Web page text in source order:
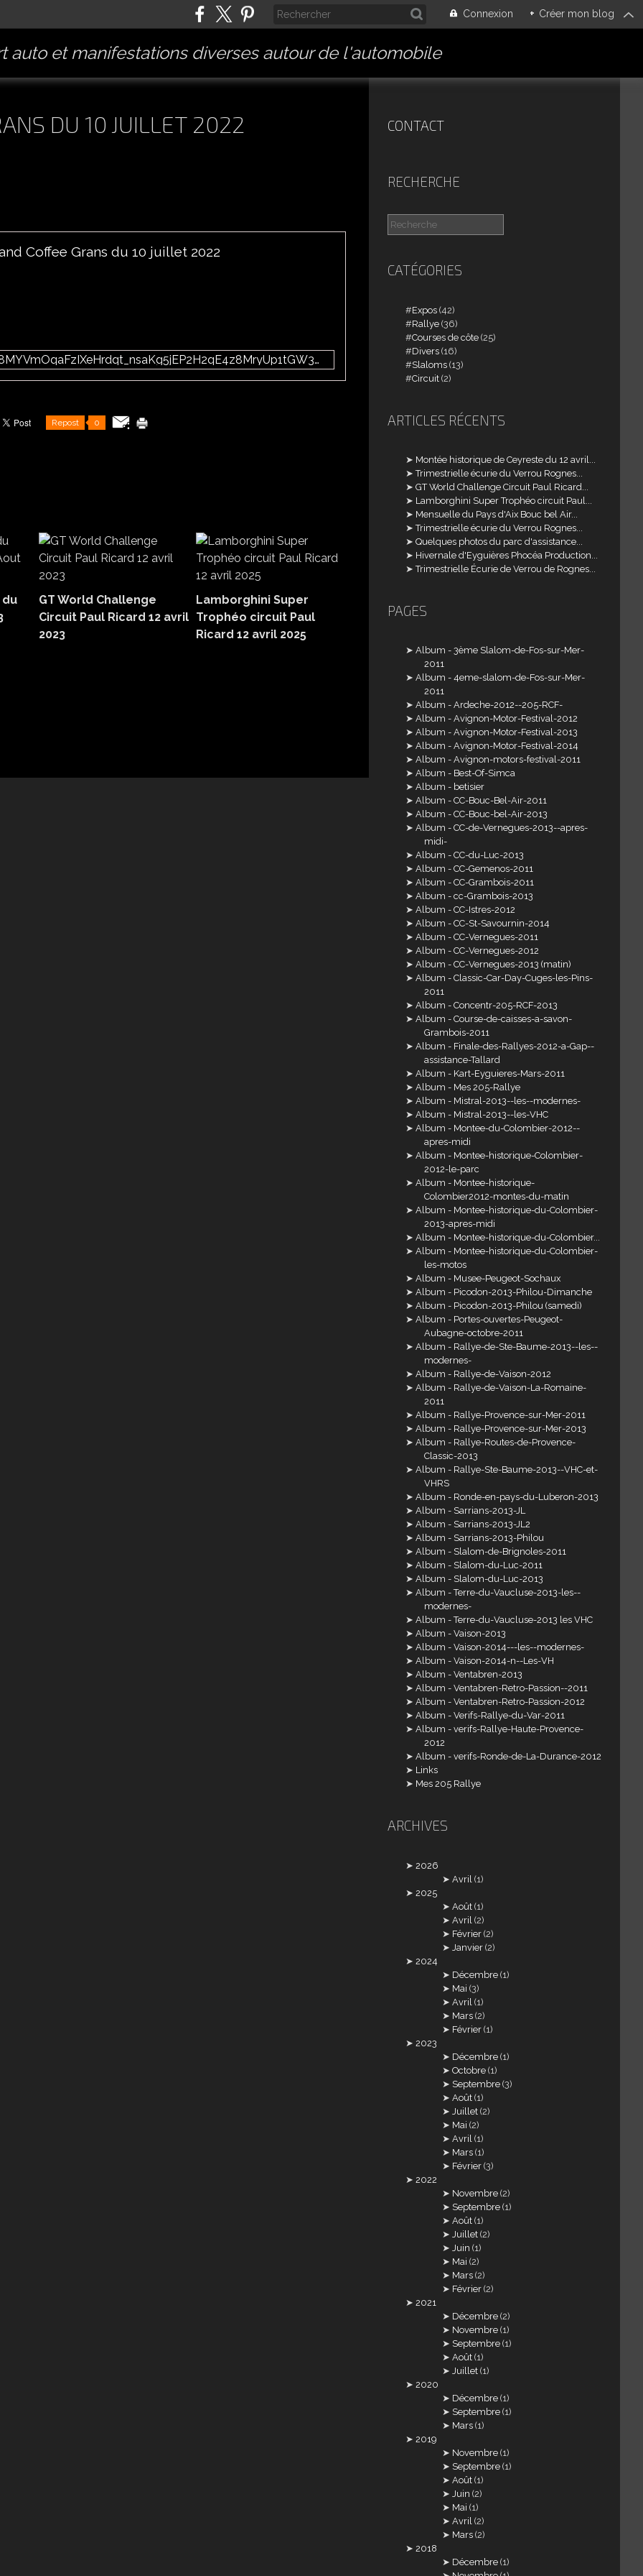
Connexion + Créer mon blog
auto et manifestations diverses autour de l'automobile
DU 10 JUILLET 2022
Coffee Grans du 10 juillet 2022
https://photos.google.com/share/AF1QipNfFS8MYVmOqaFzIXeHrdqt_nsaKg5jEP2H2qE4z8MryUp1tGW3HQsJ1Ocn0_Z2ug?key=My1SZE9ReVd2dU9fa3RFUHlnTmJyS0JRc0RmUnRB
Repost 0
GT World Challenge
Circuit Paul Ricard 12 avril
2023
Lamborghini Super
Trophéo circuit Paul
Ricard 12 avril 2025
CONTACT
RECHERCHE
CATÉGORIES
Expos (42)
Rallye (36)
Courses de côte (25)
Divers (16)
Slaloms (13)
Circuit (2)
ARTICLES RÉCENTS
Montée historique de Ceyreste du 12 avril...
Trimestrielle écurie du Verrou Rognes...
GT World Challenge Circuit Paul Ricard...
Lamborghini Super Trophéo circuit Paul...
Mensuelle du Pays d'Aix Bouc bel Air...
Trimestrielle écurie du Verrou Rognes...
Quelques photos du parc d'assistance...
Hivernale d'Eyguières Phocéa Production...
Trimestrielle Écurie de Verrou de Rognes...
PAGES
Album - 3ème Slalom-de-Fos-sur-Mer-
2011
Album - 4eme-slalom-de-Fos-sur-Mer-
2011
Album - Ardeche-2012--205-RCF-
Album - Avignon-Motor-Festival-2012
Album - Avignon-Motor-Festival-2013
Album - Avignon-Motor-Festival-2014
Album - Avignon-motors-festival-2011
Album - Best-Of-Simca
Album - betisier
Album - CC-Bouc-Bel-Air-2011
Album - CC-Bouc-bel-Air-2013
Album - CC-de-Vernegues-2013--apres-
midi-
Album - CC-du-Luc-2013
Album - CC-Gemenos-2011
Album - CC-Grambois-2011
Album - cc-Grambois-2013
Album - CC-Istres-2012
Album - CC-St-Savournin-2014
Album - CC-Vernegues-2011
Album - CC-Vernegues-2012
Album - CC-Vernegues-2013 (matin)
Album - Classic-Car-Day-Cuges-les-Pins-
2011
Album - Concentr-205-RCF-2013
Album - Course-de-caisses-a-savon-
Grambois-2011
Album - Finale-des-Rallyes-2012-a-Gap--
assistance-Tallard
Album - Kart-Eyguieres-Mars-2011
Album - Mes 205-Rallye
Album - Mistral-2013--les--modernes-
Album - Mistral-2013--les-VHC
Album - Montee-du-Colombier-2012--
apres-midi
Album - Montee-historique-Colombier-
2012-le-parc
Album - Montee-historique-
Colombier2012-montes-du-matin
Album - Montee-historique-du-Colombier-
2013-apres-midi
Album - Montee-historique-du-Colombier...
Album - Montee-historique-du-Colombier-
les-motos
Album - Musee-Peugeot-Sochaux
Album - Picodon-2013-Philou-Dimanche
Album - Picodon-2013-Philou (samedi)
Album - Portes-ouvertes-Peugeot-
Aubagne-octobre-2011
Album - Rallye-de-Ste-Baume-2013--les--
modernes-
Album - Rallye-de-Vaison-2012
Album - Rallye-de-Vaison-La-Romaine-
2011
Album - Rallye-Provence-sur-Mer-2011
Album - Rallye-Provence-sur-Mer-2013
Album - Rallye-Routes-de-Provence-
Classic-2013
Album - Rallye-Ste-Baume-2013--VHC-et-
VHRS
Album - Ronde-en-pays-du-Luberon-2013
Album - Sarrians-2013-JL
Album - Sarrians-2013-JL2
Album - Sarrians-2013-Philou
Album - Slalom-de-Brignoles-2011
Album - Slalom-du-Luc-2011
Album - Slalom-du-Luc-2013
Album - Terre-du-Vaucluse-2013-les--
modernes-
Album - Terre-du-Vaucluse-2013 les VHC
Album - Vaison-2013
Album - Vaison-2014---les--modernes-
Album - Vaison-2014-n--Les-VH
Album - Ventabren-2013
Album - Ventabren-Retro-Passion--2011
Album - Ventabren-Retro-Passion-2012
Album - Verifs-Rallye-du-Var-2011
Album - verifs-Rallye-Haute-Provence-
2012
Album - verifs-Ronde-de-La-Durance-2012
Links
Mes 205 Rallye
ARCHIVES
2026
Avril (1)
2025
Août (1)
Avril (2)
Février (2)
Janvier (2)
2024
Décembre (1)
Mai (3)
Avril (1)
Mars (2)
Février (1)
2023
Décembre (1)
Octobre (1)
Septembre (3)
Août (1)
Juillet (2)
Mai (2)
Avril (1)
Mars (1)
Février (3)
2022
Novembre (2)
Septembre (1)
Août (1)
Juillet (2)
Juin (1)
Mai (2)
Mars (2)
Février (2)
2021
Décembre (2)
Novembre (1)
Septembre (1)
Août (1)
Juillet (1)
2020
Décembre (1)
Septembre (1)
Mars (1)
2019
Novembre (1)
Septembre (1)
Août (1)
Juin (2)
Mai (1)
Avril (2)
Mars (2)
2018
Décembre (1)